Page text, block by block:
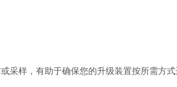
采样，有助于确保您的升级装置按所需方式